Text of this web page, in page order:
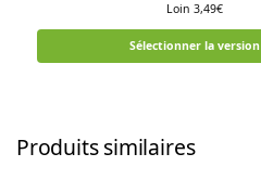
Loin 3,49€
Sélectionner la version
Produits similaires